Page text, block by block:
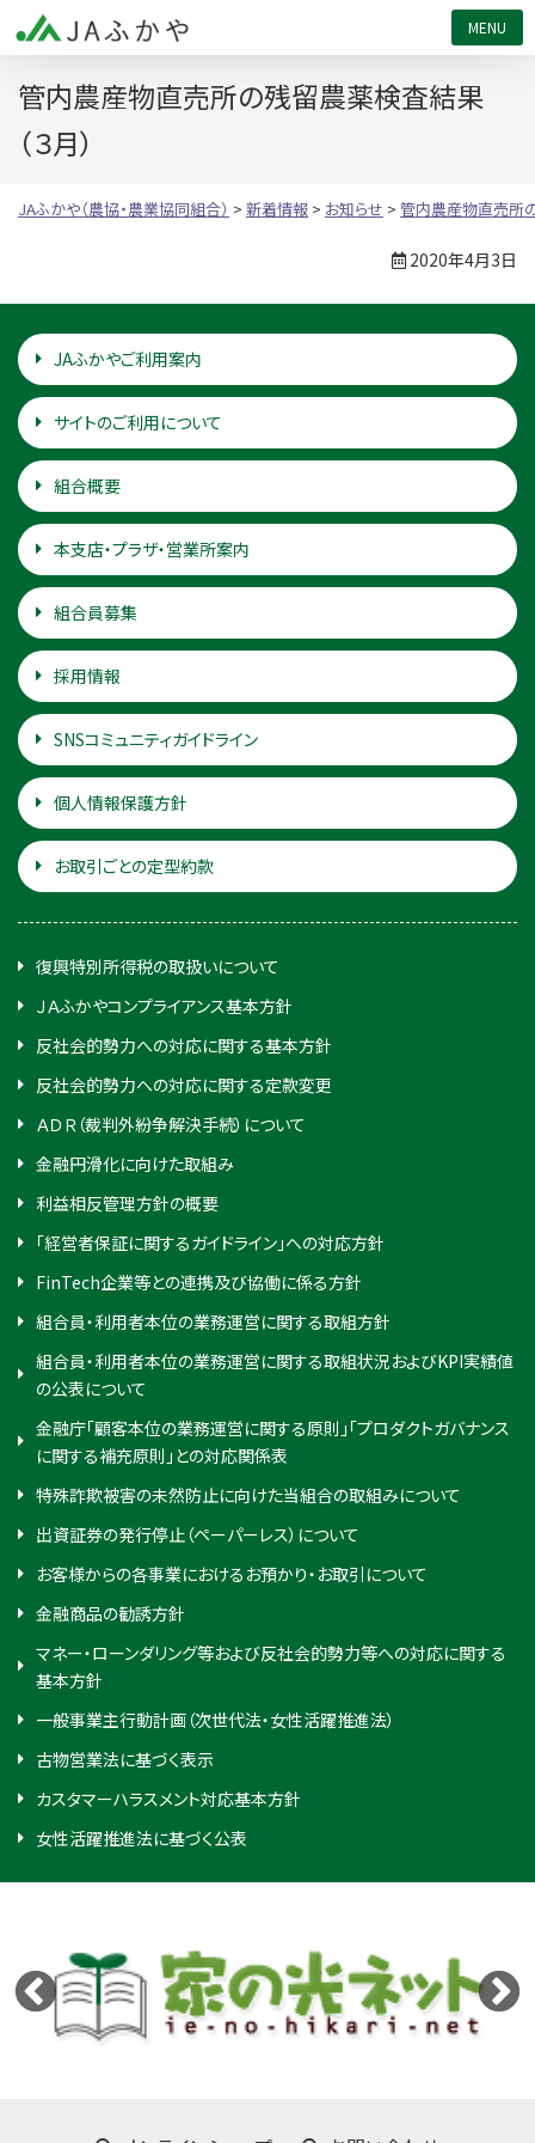
管内農産物直売所の残留農薬検査結果
（３月）
JAふかや（農協・農業協同組合） > 新着情報 > お知らせ > 管内農産物直売所
2020年4月3日
JAふかやご利用案内
サイトのご利用について
組合概要
本支店・プラザ・営業所案内
組合員募集
採用情報
SNSコミュニティガイドライン
個人情報保護方針
お取引ごとの定型約款
復興特別所得税の取扱いについて
ＪＡふかやコンプライアンス基本方針
反社会的勢力への対応に関する基本方針
反社会的勢力への対応に関する定款変更
ＡＤＲ（裁判外紛争解決手続）について
金融円滑化に向けた取組み
利益相反管理方針の概要
「経営者保証に関するガイドライン」への対応方針
FinTech企業等との連携及び協働に係る方針
組合員・利用者本位の業務運営に関する取組方針
組合員・利用者本位の業務運営に関する取組状況およびKPI実績値
の公表について
金融庁「顧客本位の業務運営に関する原則」「プロダクトガバナンス
に関する補充原則」との対応関係表
特殊詐欺被害の未然防止に向けた当組合の取組みについて
出資証券の発行停止（ペーパーレス）について
お客様からの各事業におけるお預かり・お取引について
金融商品の勧誘方針
マネー・ローンダリング等および反社会的勢力等への対応に関する
基本方針
一般事業主行動計画（次世代法・女性活躍推進法）
古物営業法に基づく表示
カスタマーハラスメント対応基本方針
女性活躍推進法に基づく公表